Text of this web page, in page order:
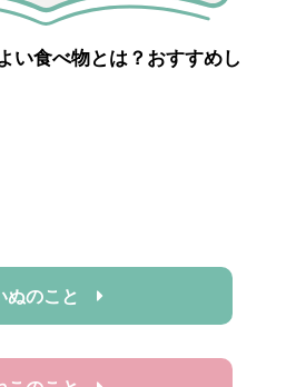
い食べ物とは？おすすめし
ぬのこと